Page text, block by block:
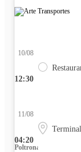
12:30
10/08
04:20
11/08
Poltrona